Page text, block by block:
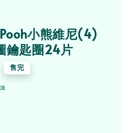
小熊維尼(4)
鑰匙圈24片
售完